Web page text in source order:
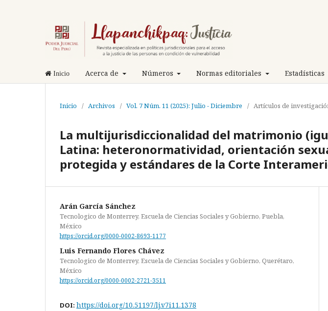
Inicio Acerca de Números Normas editoriales Estadísticas
Inicio / Archivos / Vol. 7 Núm. 11 (2025): Julio - Diciembre / Artículos de
La multijurisdiccionalidad del matrimonio
Latina: heteronormatividad, orientación
protegida y estándares de la Corte
Arán García Sánchez
Tecnologico de Monterrey, Escuela de Ciencias Sociales y Gobierno, Puebla,
México
https://orcid.org/0000-0002-8693-1177
Luis Fernando Flores Chávez
Tecnologico de Monterrey, Escuela de Ciencias Sociales y Gobierno, Querétaro,
México
https://orcid.org/0000-0002-2721-3511
DOI: https://doi.org/10.51197/lj.v7i11.1378